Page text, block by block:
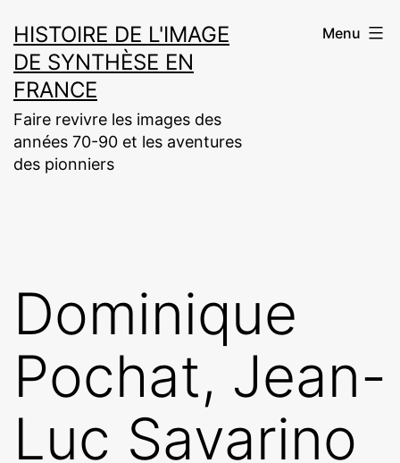
au
contenu
HISTOIRE DE L'IMAGE
DE SYNTHÈSE EN
FRANCE
Faire revivre les images des
années 70-90 et les aventures
des pionniers
Menu
Dominique
Pochat, Jean-
Luc Savarino